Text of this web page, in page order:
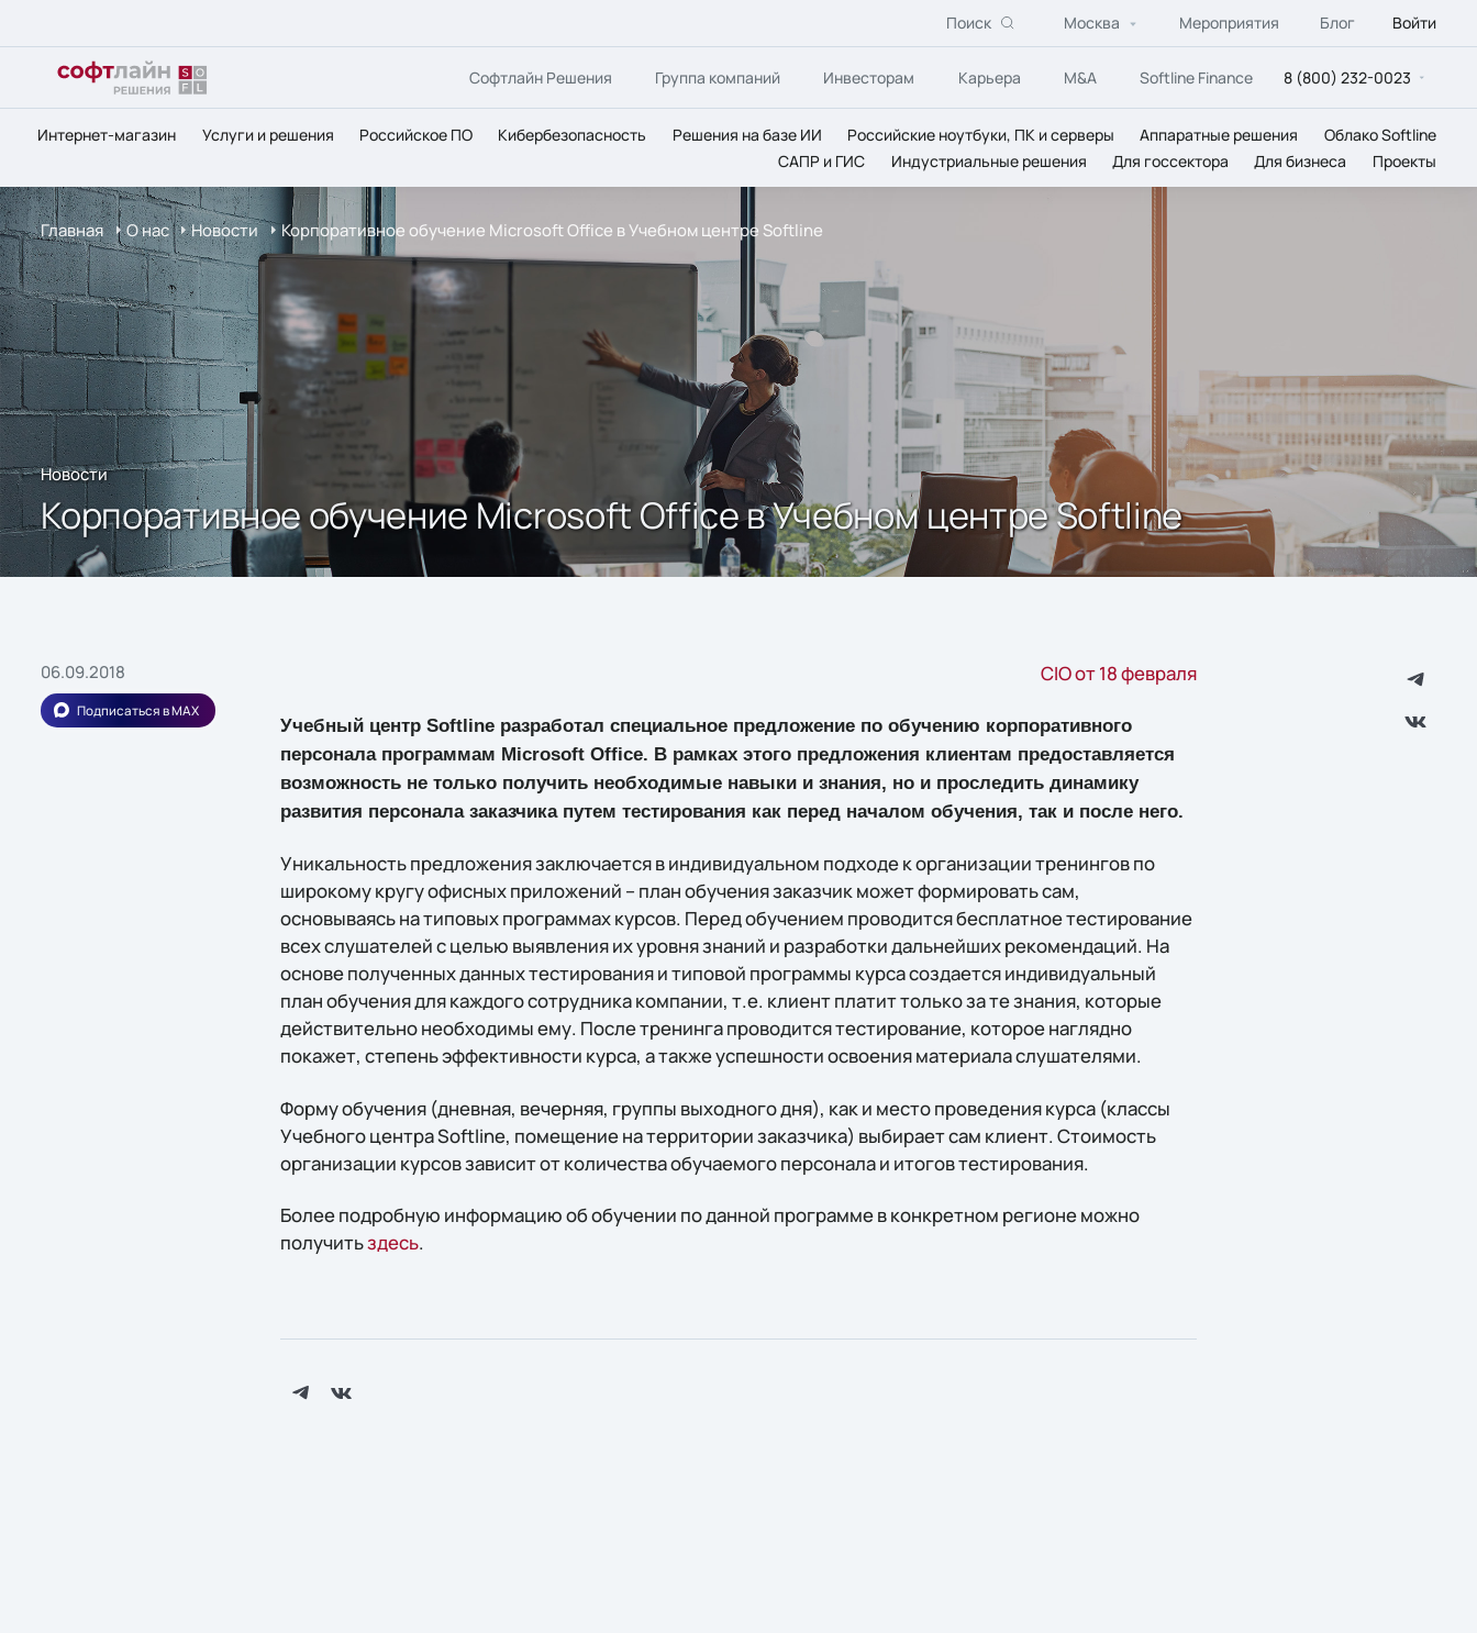
Поиск Москва Мероприятия Блог Войти
Софтлайн Решения Группа компаний Инвесторам Карьера M&A Softline Finance 8 (800) 232-0023
Интернет-магазин Услуги и решения Российское ПО Кибербезопасность Решения на базе ИИ Российские ноутбуки, ПК и серверы Аппаратные решения
Облако Softline
САПР и ГИС
Индустриальные решения Для госсектора Для бизнеса Проекты
Главная О нас Новости Корпоративное обучение Microsoft Office в Учебном центре Softline
Новости
Корпоративное обучение Microsoft Office в Учебном центре Softline
06.09.2018
Подписаться в MAX
CIO от 18 февраля
Учебный центр Softline разработал специальное предложение по обучению корпоративного
персонала программам Microsoft Office. В рамках этого предложения клиентам предоставляется
возможность не только получить необходимые навыки и знания, но и проследить динамику
развития персонала заказчика путем тестирования как перед началом обучения, так и после него.
Уникальность предложения заключается в индивидуальном подходе к организации тренингов по
широкому кругу офисных приложений – план обучения заказчик может формировать сам,
основываясь на типовых программах курсов. Перед обучением проводится бесплатное тестирование
всех слушателей с целью выявления их уровня знаний и разработки дальнейших рекомендаций. На
основе полученных данных тестирования и типовой программы курса создается индивидуальный
план обучения для каждого сотрудника компании, т.е. клиент платит только за те знания, которые
действительно необходимы ему. После тренинга проводится тестирование, которое наглядно
покажет, степень эффективности курса, а также успешности освоения материала слушателями.
Форму обучения (дневная, вечерняя, группы выходного дня), как и место проведения курса (классы
Учебного центра Softline, помещение на территории заказчика) выбирает сам клиент. Стоимость
организации курсов зависит от количества обучаемого персонала и итогов тестирования.
Более подробную информацию об обучении по данной программе в конкретном регионе можно
получитьздесь.